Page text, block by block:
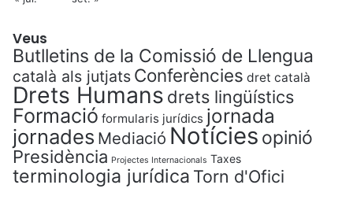
Veus
Butlletins de la Comissió de Llengua
català als jutjats Conferències dret català
Drets Humans drets lingüístics
Formació formularis jurídics jornada
jornades Mediació Notícies opinió
Presidència Projectes Internacionals Taxes
terminologia jurídica Torn d'Ofici